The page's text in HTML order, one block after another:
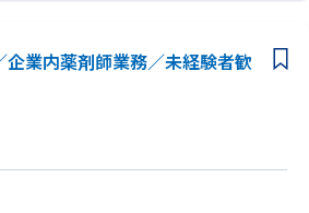
企業内薬剤師業務／未経験者歓